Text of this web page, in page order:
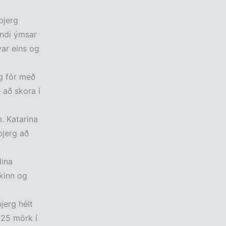
ýmsar
eins og
fór með
að skora í
Katarina
að
og
hélt
mörk í